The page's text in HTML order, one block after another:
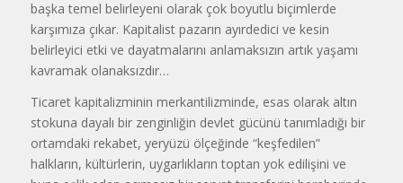
başka temel belirleyeni olarak çok boyutlu biçimlerde
karşımıza çıkar. Kapitalist pazarın ayırdedici ve kesin
belirleyici etki ve dayatmalarını anlamaksızın artık yaşamı
kavramak olanaksızdır…
Ticaret kapitalizminin merkantilizminde, esas olarak altın
stokuna dayalı bir zenginliğin devlet gücünü tanımladığı bir
ortamdaki rekabet, yeryüzü ölçeğinde “keşfedilen”
halkların, kültürlerin, uygarlıkların toptan yok edilişini ve